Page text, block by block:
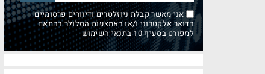
אני מאשר קבלת ניוזלטרים ודיוורים פרסומיים
בדואר אלקטרוני ו/או באמצעות הסלולר בהתאם
למפורט בסעיף 10 בתנאי השימוש